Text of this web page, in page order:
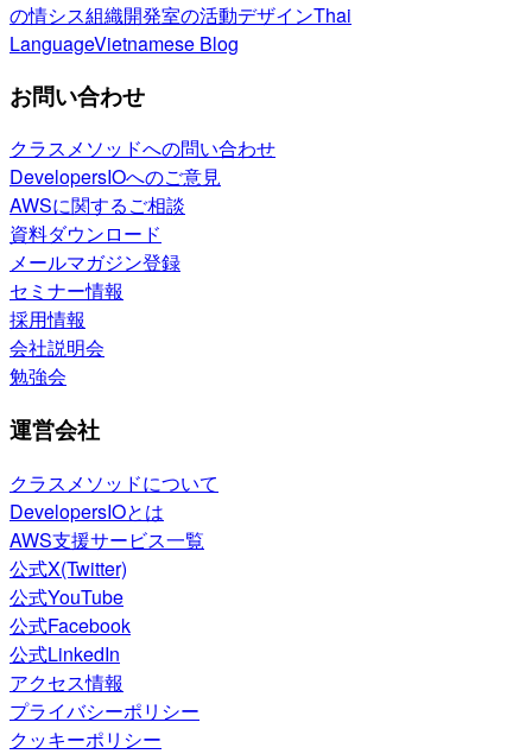
の情シス組織開発室の活動デザインThai
LanguageVietnamese Blog
お問い合わせ
クラスメソッドへの問い合わせ
DevelopersIOへのご意見
AWSに関するご相談
資料ダウンロード
メールマガジン登録
セミナー情報
採用情報
会社説明会
勉強会
運営会社
クラスメソッドについて
DevelopersIOとは
AWS支援サービス一覧
公式X(Twitter)
公式YouTube
公式Facebook
公式LinkedIn
アクセス情報
プライバシーポリシー
クッキーポリシー